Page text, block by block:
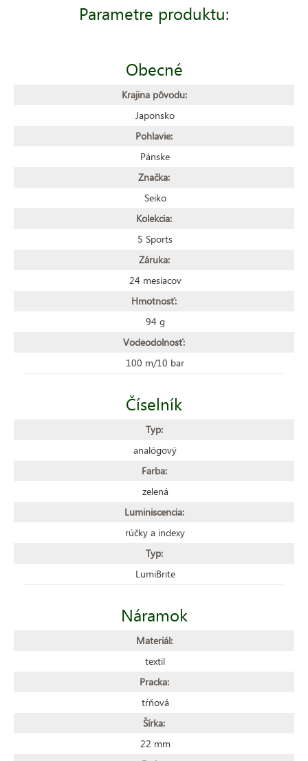
Parametre produktu:
Obecné
Krajina pôvodu:
Japonsko
Pohlavie:
Pánske
Značka:
Seiko
Kolekcia:
5 Sports
Záruka:
24 mesiacov
Hmotnosť:
94 g
Vodeodolnosť:
100 m/10 bar
Číselník
Typ:
analógový
Farba:
zelená
Luminiscencia:
rúčky a indexy
Typ:
LumiBrite
Náramok
Materiál:
textil
Pracka:
tŕňová
Šírka:
22 mm